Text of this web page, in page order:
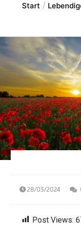
Start
28/03/2024
Post Views: